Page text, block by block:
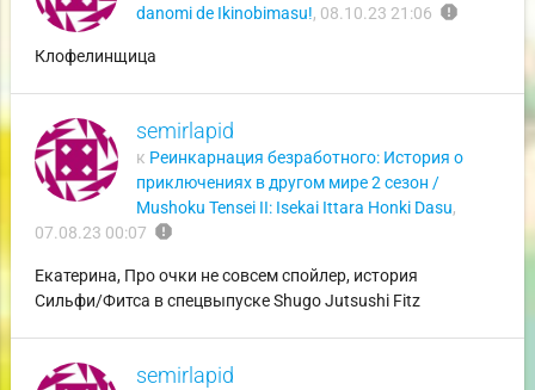
danomi de Ikinobimasu!, 08.10.23 21:06 report
Клофелинщица
semirlapid
к Реинкарнация безработного: История о
приключениях в другом мире 2 сезон /
Mushoku Tensei II: Isekai Ittara Honki Dasu,
07.08.23 00:07 report
Екатерина, Про очки не совсем спойлер, история
Сильфи/Фитса в спецвыпуске Shugo Jutsushi Fitz
semirlapid